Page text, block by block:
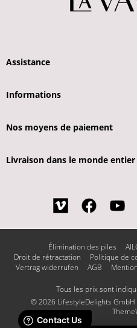
Assistance
Informations
Nos moyens de paiement
Livraison dans le monde entier
Élimination des piles
Droit de rétractation
Politique de
Vertrag widerrufen
AGB
Tous les prix sont
© 2026 LifestyleDelights GmbH